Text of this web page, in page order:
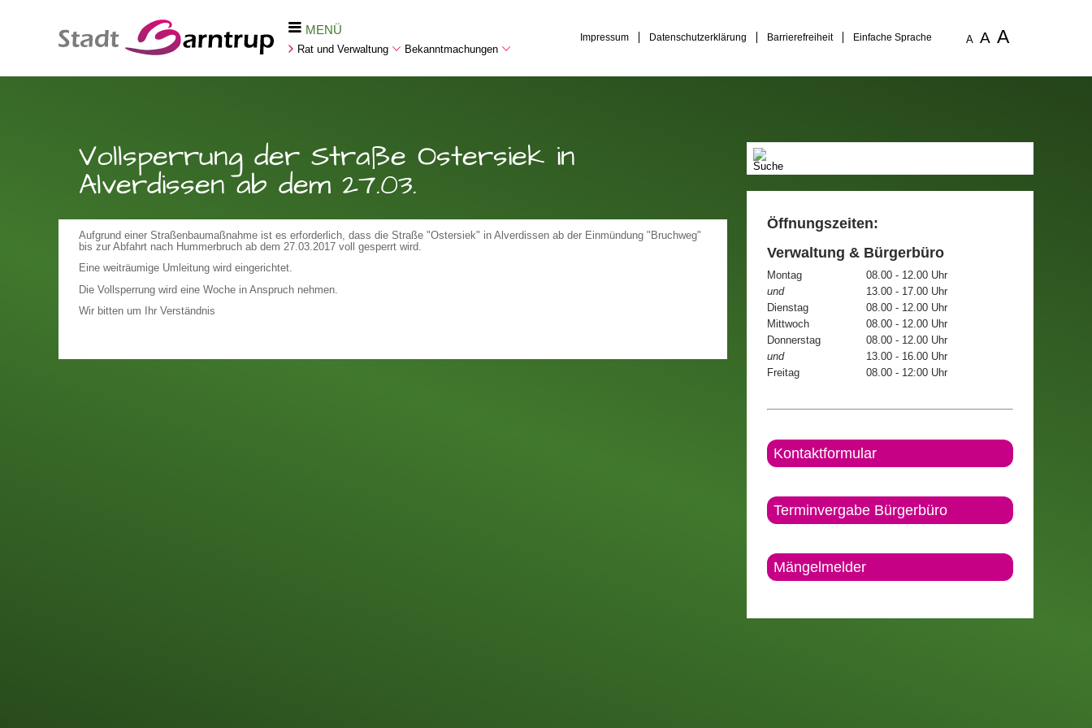
MENÜ
Rat und Verwaltung Bekanntmachungen
Impressum Datenschutzerklärung Barrierefreiheit Einfache Sprache A A A
Vollsperrung der Straße Ostersiek in
Alverdissen ab dem 27.03.
Aufgrund einer Straßenbaumaßnahme ist es erforderlich, dass die Straße "Ostersiek" in Alverdissen ab der Einmündung "Bruchweg"
bis zur Abfahrt nach Hummerbruch ab dem 27.03.2017 voll gesperrt wird.
Eine weiträumige Umleitung wird eingerichtet.
Die Vollsperrung wird eine Woche in Anspruch nehmen.
Wir bitten um Ihr Verständnis
Öffnungszeiten:
Verwaltung & Bürgerbüro
Montag
08.00 - 12.00 Uhr
und
13.00 - 17.00 Uhr
Dienstag
08.00 - 12.00 Uhr
Mittwoch
08.00 - 12.00 Uhr
Donnerstag
08.00 - 12.00 Uhr
und
13.00 - 16.00 Uhr
Freitag
08.00 - 12:00 Uhr
Kontaktformular
Terminvergabe Bürgerbüro
Mängelmelder